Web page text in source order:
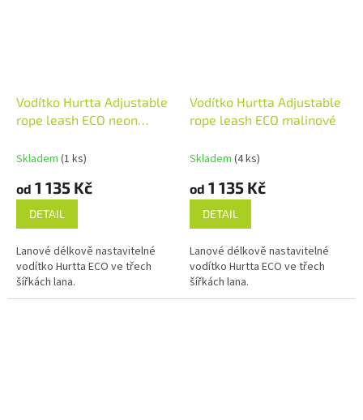
Vodítko Hurtta Adjustable
rope leash ECO neon
Skladem (1 ks)
od 1 135 Kč
DETAIL
Lanové délkově nastavitelné
vodítko Hurtta ECO ve třech
šířkách lana.
Vodítko Hurtta Adjustable
rope leash ECO malinové
Skladem (4 ks)
od 1 135 Kč
DETAIL
Lanové délkově nastavitelné
vodítko Hurtta ECO ve třech
šířkách lana.